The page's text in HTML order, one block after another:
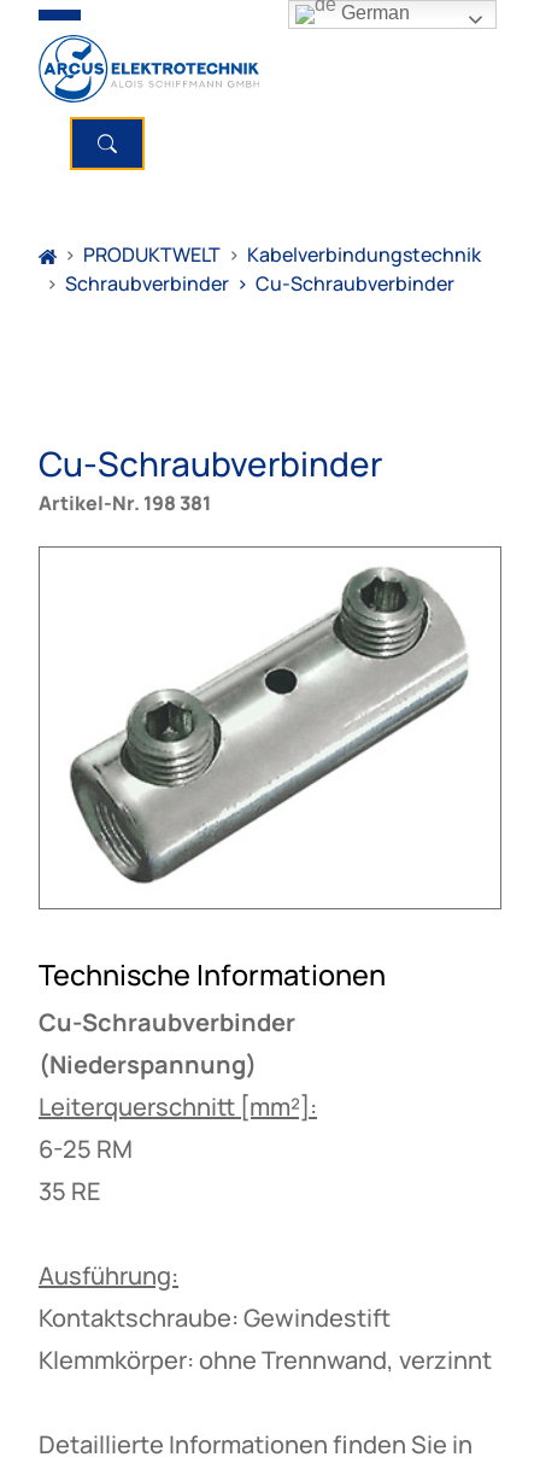
> PRODUKTWELT > Kabelverbindungstechnik
> Schraubverbinder > Cu-Schraubverbinder
Cu-Schraubverbinder
Artikel-Nr. 198 381
Technische Informationen
Cu-Schraubverbinder
(Niederspannung)
Leiterquerschnitt [mm²]:
6-25 RM
35 RE
Ausführung:
Kontaktschraube: Gewindestift
Klemmkörper: ohne Trennwand, verzinnt
Detaillierte Informationen finden Sie in
German